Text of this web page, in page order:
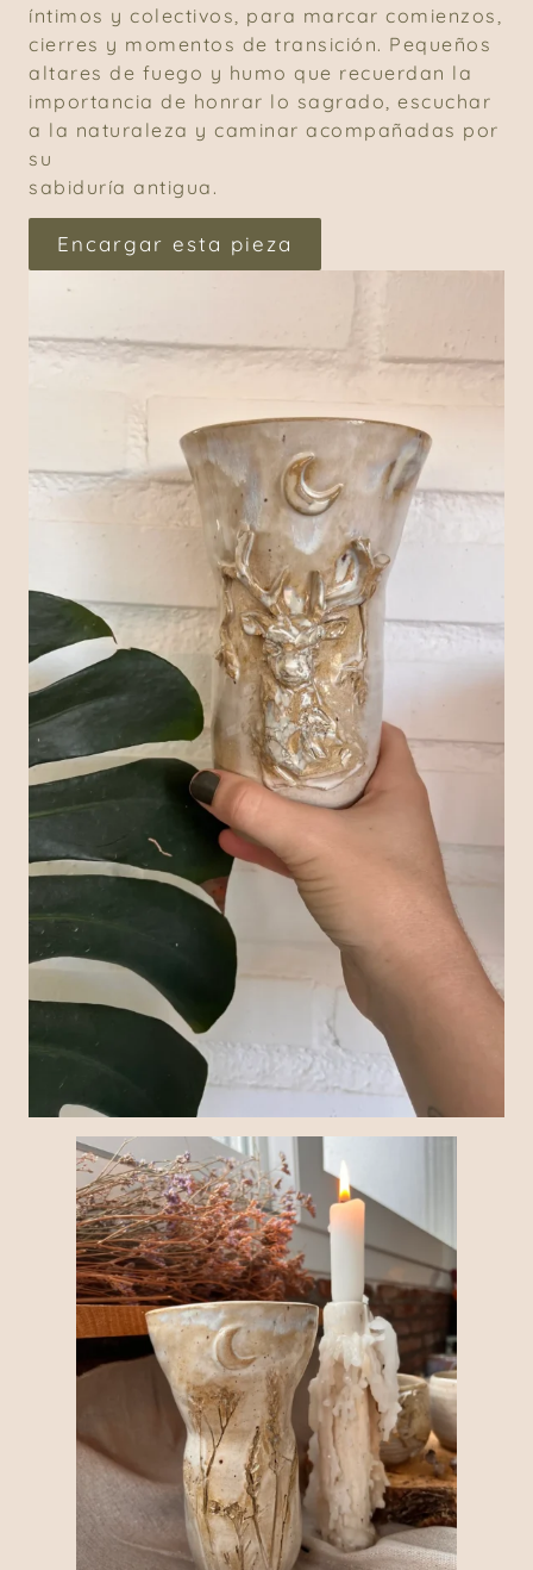
íntimos y colectivos, para marcar comienzos,
cierres y momentos de transición. Pequeños
altares de fuego y humo que recuerdan la
importancia de honrar lo sagrado, escuchar
a la naturaleza y caminar acompañadas por
su
sabiduría antigua.
Encargar esta pieza